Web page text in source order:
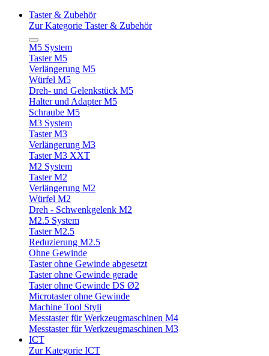
Taster & Zubehör
Zur Kategorie Taster & Zubehör
M5 System
Taster M5
Verlängerung M5
Würfel M5
Dreh- und Gelenkstück M5
Halter und Adapter M5
Schraube M5
M3 System
Taster M3
Verlängerung M3
Taster M3 XXT
M2 System
Taster M2
Verlängerung M2
Würfel M2
Dreh - Schwenkgelenk M2
M2.5 System
Taster M2.5
Reduzierung M2.5
Ohne Gewinde
Taster ohne Gewinde abgesetzt
Taster ohne Gewinde gerade
Taster ohne Gewinde DS Ø2
Microtaster ohne Gewinde
Machine Tool Styli
Messtaster für Werkzeugmaschinen M4
Messtaster für Werkzeugmaschinen M3
ICT
Zur Kategorie ICT